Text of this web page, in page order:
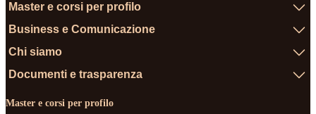
Master e corsi per profilo
Business e Comunicazione
Chi siamo
Documenti e trasparenza
Master e corsi per profilo